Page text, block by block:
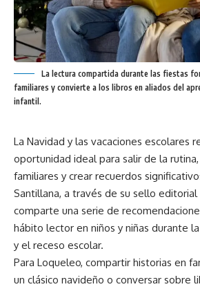
La lectura compartida durante las fiestas
familiares y convierte a los libros en aliados del
infantil.
La Navidad y las vacaciones escolares
oportunidad ideal para salir de la
familiares y crear recuerdos
Santillana, a través de su sello editorial
comparte una serie de
hábito lector en niños y niñas durante
y el receso escolar.
Para Loqueleo, compartir historias en
un clásico navideño o conversar